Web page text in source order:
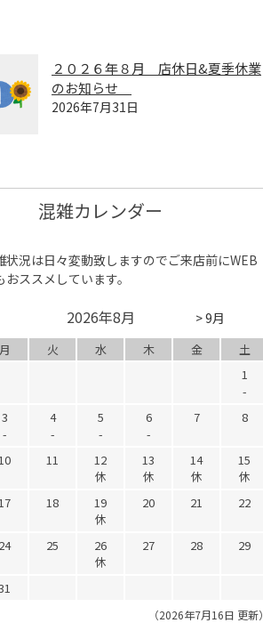
２０２６年８月 店休日&夏季休業
のお知らせ
2026年7月31日
混雑カレンダー
状況は日々変動致しますのでご来店前にWEB
ススメしています。
> 9月
2026年8月
月 火 水 木 金
土
1
-
3
-
4
-
5
-
6
-
7 8
11
12
休
13
休
14
休
15
休
18
19
休
20 21 22
24 25
26
休
27 28 29
（2026年7月16日 更新）